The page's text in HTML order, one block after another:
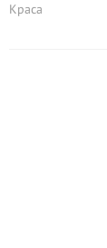
Краса